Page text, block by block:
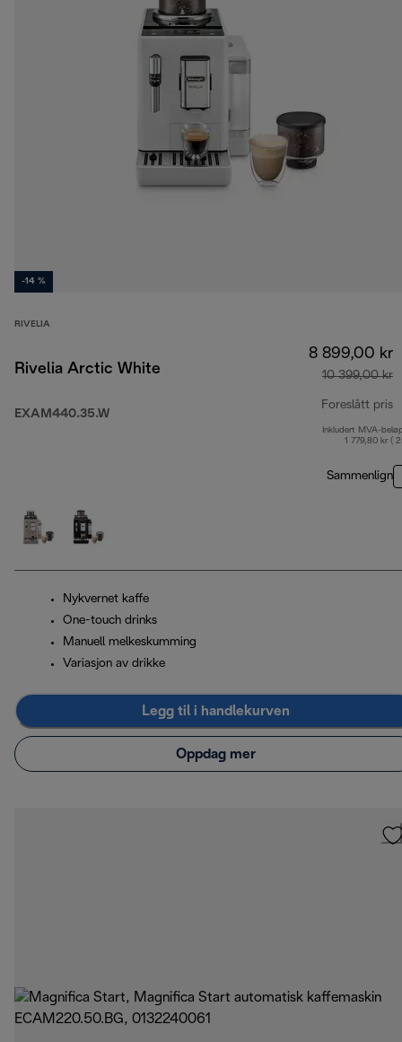
-14 %
RIVELIA
Rivelia Arctic White
EXAM440.35.W
8 899,00 kr
10 399,00 kr
Foreslått pris
Inkludert MVA-
1 779,80 kr (
Sammenlign
Nykvernet kaffe
One-touch drinks
Manuell melkeskumming
Variasjon av drikke
Legg til i handlekurven
Oppdag mer